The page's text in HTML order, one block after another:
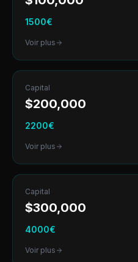
1500€
Voir plus
Capital
$200,000
2200€
Voir plus
Capital
$300,000
4000€
Voir plus